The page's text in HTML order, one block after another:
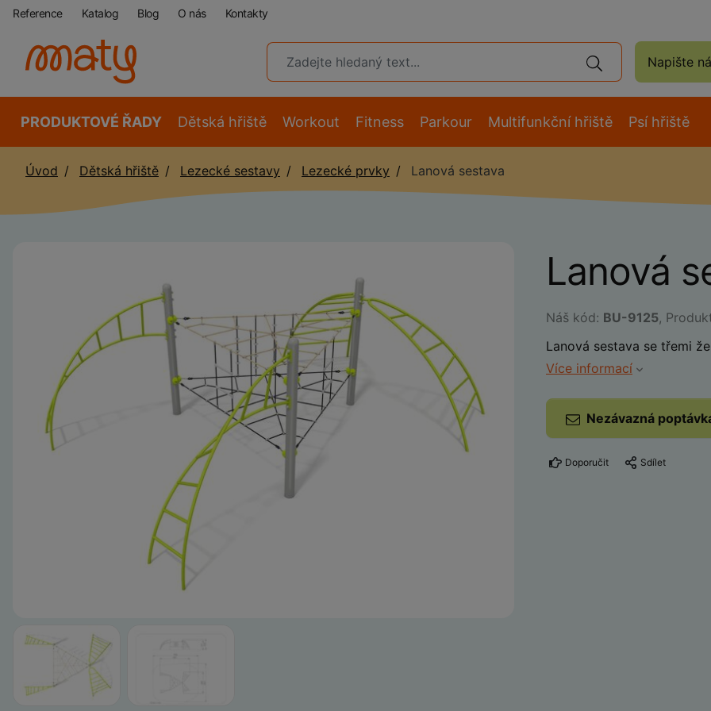
Reference Katalog Blog O nás Kontakty
Napište
PRODUKTOVÉ ŘADY Dětská hřiště Workout Fitness Parkour Multifunkční hřiště Psí hřiště
Úvod Dětská hřiště Lezecké sestavy Lezecké prvky Lanová sestava
Lanová
Náš kód: BU-9125,
Lanová sestava se třemi
Více informací
Nezávazná
Doporučit Sdílet